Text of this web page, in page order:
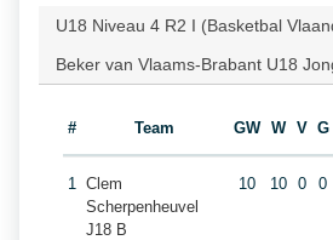
U18 Niveau 4 R2 I (Basketbal
Beker van Vlaams-Brabant U18
# Team GW W V G
1 Clem
Scherpenheuvel
J18 B
10 10 0 0